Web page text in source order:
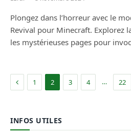
Plongez dans l’horreur avec le
Revival pour Minecraft. Explorez
les mystérieuses pages pour
Précédent
1 2 3 4 … 22
INFOS UTILES